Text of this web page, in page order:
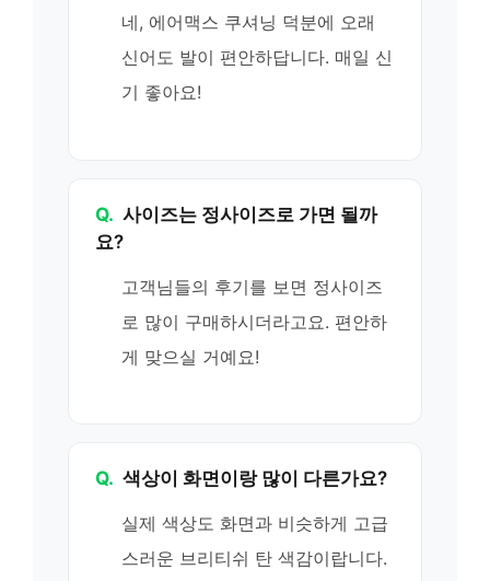
네, 에어맥스 쿠셔닝 덕분에 오래
신어도 발이 편안하답니다. 매일 신
기 좋아요!
Q. 사이즈는 정사이즈로 가면 될까
요?
고객님들의 후기를 보면 정사이즈
로 많이 구매하시더라고요. 편안하
게 맞으실 거예요!
Q. 색상이 화면이랑 많이 다른가요?
실제 색상도 화면과 비슷하게 고급
스러운 브리티쉬 탄 색감이랍니다.